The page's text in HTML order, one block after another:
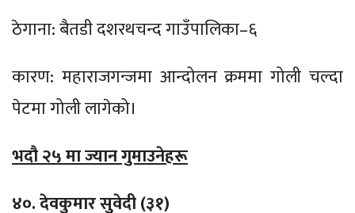
ठेगाना: बैतडी दशरथचन्द गाउँपालिका–६
कारण: महाराजगन्जमा आन्दोलन क्रममा गोली चल्दा
पेटमा गोली लागेको।
भदौ २५ मा ज्यान गुमाउनेहरू
४०. देवकुमार सुवेदी (३१)